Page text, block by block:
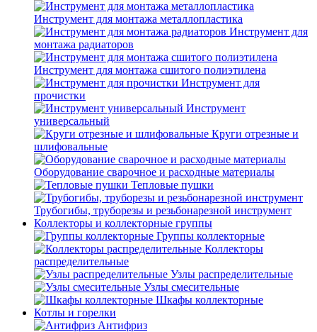
Инструмент для монтажа металлопластика
Инструмент для
монтажа радиаторов
Инструмент для монтажа сшитого полиэтилена
Инструмент для
прочистки
Инструмент
универсальный
Круги отрезные и
шлифовальные
Оборудование сварочное и расходные материалы
Тепловые пушки
Трубогибы, труборезы и резьбонарезной инструмент
Коллекторы и коллекторные группы
Группы коллекторные
Коллекторы
распределительные
Узлы распределительные
Узлы смесительные
Шкафы коллекторные
Котлы и горелки
Антифриз